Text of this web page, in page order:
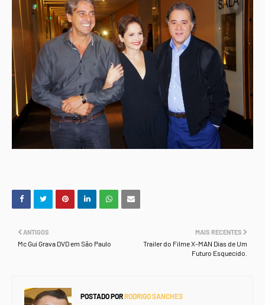
MAIS RECENTES
Trailer do Filme X-MAN Dias de Um
Futuro Esquecido.
ANTIGOS
Mc Gui Grava DVD em São Paulo
POSTADO PORRODRIGO SANCHES